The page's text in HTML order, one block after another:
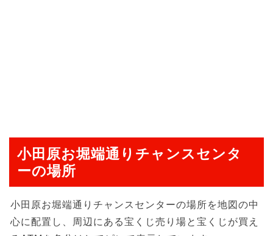
小田原お堀端通りチャンスセンタ
ーの場所
小田原お堀端通りチャンスセンターの場所を地図の中
心に配置し、周辺にある宝くじ売り場と宝くじが買え